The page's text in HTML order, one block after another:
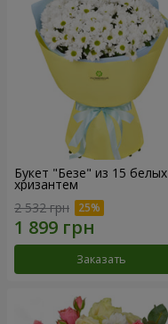
Букет "Безе" из 15 белых
хризантем
2 532 грн
Заказать